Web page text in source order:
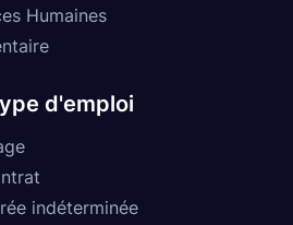
Humaines
d'emploi
indéterminée